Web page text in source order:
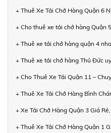
+ Thuê Xe Tải Chở Hàng Quận 6
+ Cho thuê xe tải chở hàng Quận
+ Thuê xe tải chở hàng quận 4
+ Thuê xe tải chở hàng Thủ Đức
+ Cho Thuê Xe Tải Quận 11 –
+ Thuê Xe Tải Chở Hàng Bình
+ Xe Tải Chở Hàng Quận 3 Giá
+ Thuê Xe Tải Chở Hàng Quận 1